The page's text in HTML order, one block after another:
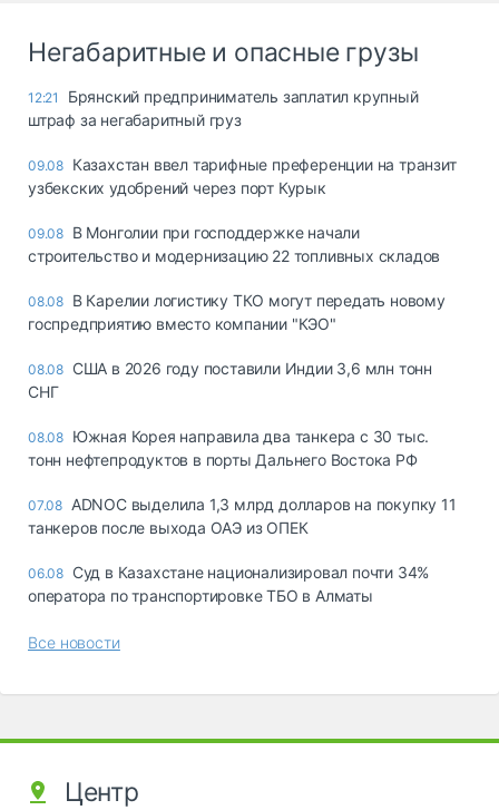
Негабаритные и опасные грузы
12:21
Брянский предприниматель заплатил крупный
штраф за негабаритный груз
09.08 Казахстан ввел тарифные преференции на транзит
узбекских удобрений через порт Курык
09.08 В Монголии при господдержке начали
строительство и модернизацию 22 топливных складов
08.08 В Карелии логистику ТКО могут передать новому
госпредприятию вместо компании "КЭО"
08.08 США в 2026 году поставили Индии 3,6 млн тонн
СНГ
08.08 Южная Корея направила два танкера с 30 тыс.
тонн нефтепродуктов в порты Дальнего Востока РФ
07.08 ADNOC выделила 1,3 млрд долларов на покупку 11
танкеров после выхода ОАЭ из ОПЕК
06.08 Суд в Казахстане национализировал почти 34%
оператора по транспортировке ТБО в Алматы
Все новости
Центр